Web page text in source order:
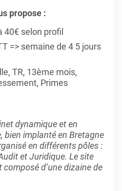
propose :
40€ selon profil
=> semaine de 4 5 jours
TR, 13ème mois,
Primes
dynamique et en
bien implanté en Bretagne
en différents pôles :
et Juridique. Le site
d’une dizaine de